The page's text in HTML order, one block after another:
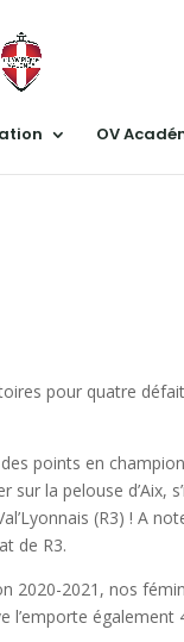
OV
pour quatre
points en
la pelouse d’Aix,
(R3) ! A
de R3.
2020-2021, nos
l’emporte également